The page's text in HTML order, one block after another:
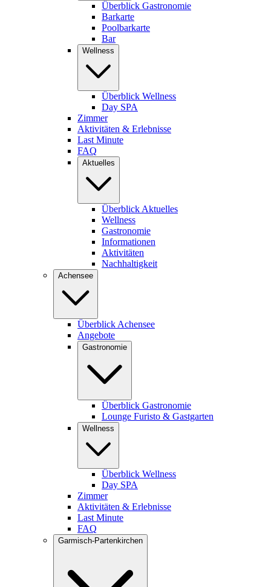
Überblick Gastronomie
Barkarte
Poolbarkarte
Bar
Wellness
Überblick Wellness
Day SPA
Zimmer
Aktivitäten & Erlebnisse
Last Minute
FAQ
Aktuelles
Überblick Aktuelles
Wellness
Gastronomie
Informationen
Aktivitäten
Nachhaltigkeit
Achensee
Überblick Achensee
Angebote
Gastronomie
Überblick Gastronomie
Lounge Furisto & Gastgarten
Wellness
Überblick Wellness
Day SPA
Zimmer
Aktivitäten & Erlebnisse
Last Minute
FAQ
Garmisch-Partenkirchen